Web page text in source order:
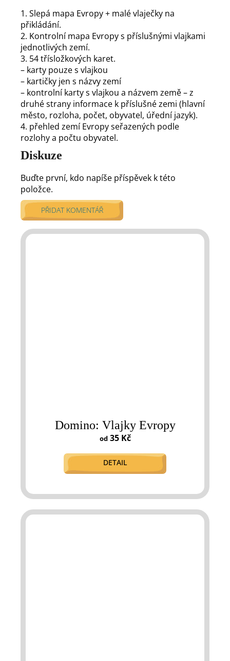
1. Slepá mapa Evropy + malé vlaječky na
přikládání.
2. Kontrolní mapa Evropy s příslušnými vlajkami
jednotlivých zemí.
3. 54 třísložkových karet.
– karty pouze s vlajkou
– kartičky jen s názvy zemí
– kontrolní karty s vlajkou a názvem země – z
druhé strany informace k příslušné zemi (hlavní
město, rozloha, počet, obyvatel, úřední jazyk).
4. přehled zemí Evropy seřazených podle
rozlohy a počtu obyvatel.
Domino: Vlajky Evropy
od35 Kč
DETAIL
Diskuze
Buďte první, kdo napíše příspěvek k této
položce.
PŘIDAT KOMENTÁŘ